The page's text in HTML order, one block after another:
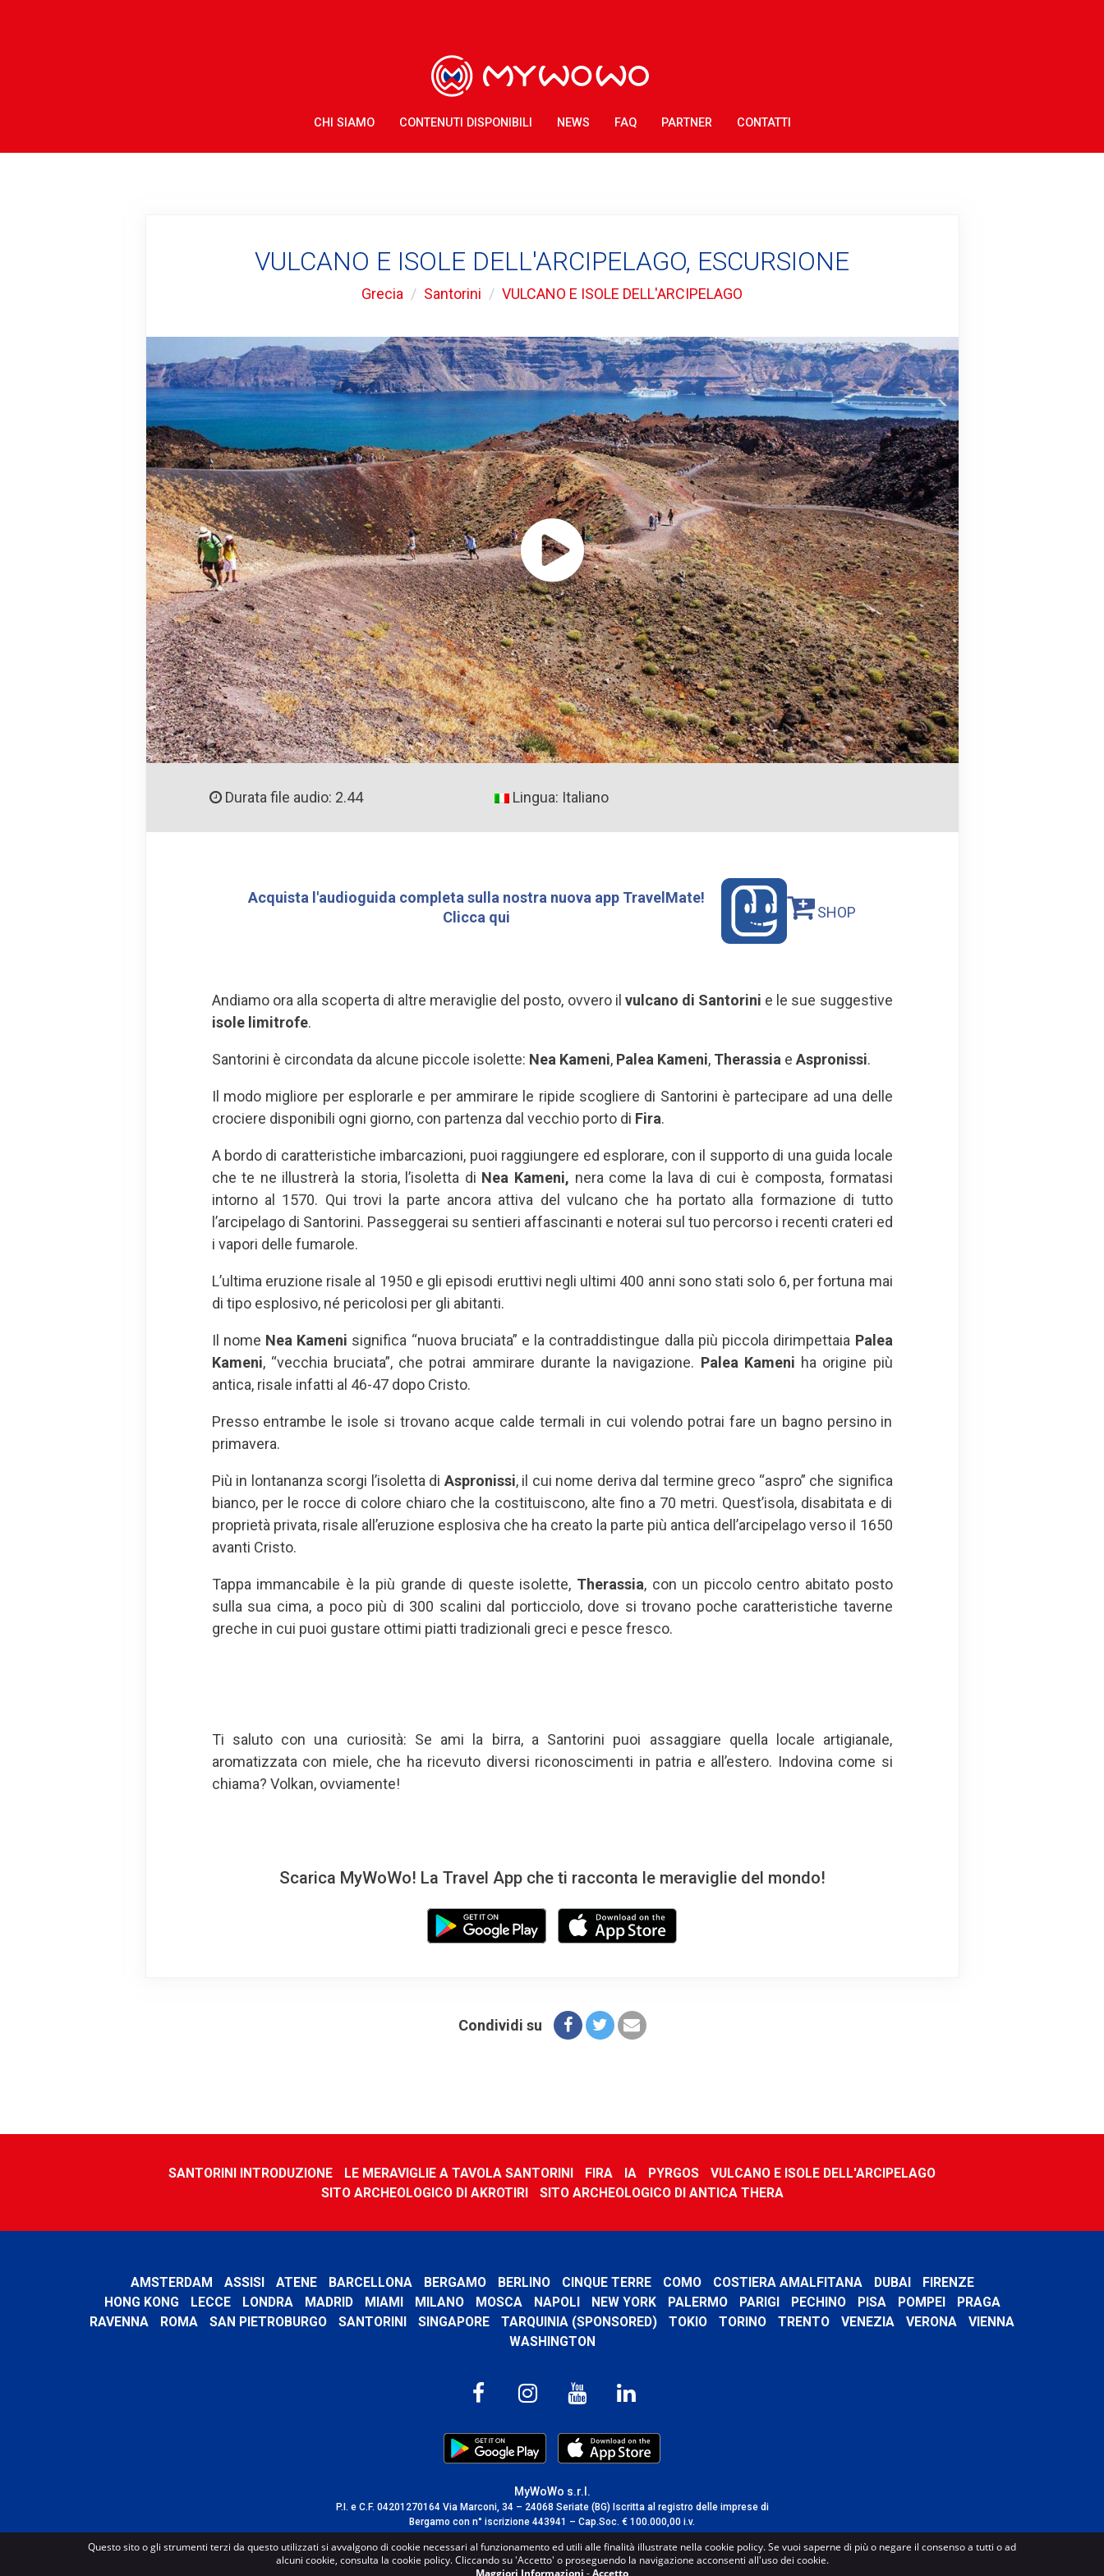
CHI SIAMO CONTENUTI DISPONIBILI NEWS FAQ PARTNER CONTATTI
VULCANO E ISOLE DELL'ARCIPELAGO, ESCURSIONE
Grecia Santorini VULCANO E ISOLE DELL'ARCIPELAGO
Durata file audio: 2.44 Lingua: Italiano
Acquista l'audioguida completa sulla nostra nuova app TravelMate!
Clicca qui
SHOP
Andiamo ora alla scoperta di altre meraviglie del posto, ovvero il vulcano di Santorini e le sue suggestive
isole limitrofe.
Santorini è circondata da alcune piccole isolette: Nea Kameni, Palea Kameni, Therassia e Aspronissi.
Il modo migliore per esplorarle e per ammirare le ripide scogliere di Santorini è partecipare ad una delle
crociere disponibili ogni giorno, con partenza dal vecchio porto di Fira.
A bordo di caratteristiche imbarcazioni, puoi raggiungere ed esplorare, con il supporto di una guida locale
che te ne illustrerà la storia, l’isoletta di Nea Kameni, nera come la lava di cui è composta, formatasi
intorno al 1570. Qui trovi la parte ancora attiva del vulcano che ha portato alla formazione di tutto
l’arcipelago di Santorini. Passeggerai su sentieri affascinanti e noterai sul tuo percorso i recenti crateri ed
i vapori delle fumarole.
L’ultima eruzione risale al 1950 e gli episodi eruttivi negli ultimi 400 anni sono stati solo 6, per fortuna mai
di tipo esplosivo, né pericolosi per gli abitanti.
Il nome Nea Kameni significa “nuova bruciata” e la contraddistingue dalla più piccola dirimpettaia Palea
Kameni, “vecchia bruciata”, che potrai ammirare durante la navigazione. Palea Kameni ha origine più
antica, risale infatti al 46-47 dopo Cristo.
Presso entrambe le isole si trovano acque calde termali in cui volendo potrai fare un bagno persino in
primavera.
Più in lontananza scorgi l’isoletta di Aspronissi, il cui nome deriva dal termine greco “aspro” che significa
bianco, per le rocce di colore chiaro che la costituiscono, alte fino a 70 metri. Quest’isola, disabitata e di
proprietà privata, risale all’eruzione esplosiva che ha creato la parte più antica dell’arcipelago verso il 1650
avanti Cristo.
Tappa immancabile è la più grande di queste isolette, Therassia, con un piccolo centro abitato posto
sulla sua cima, a poco più di 300 scalini dal porticciolo, dove si trovano poche caratteristiche taverne
greche in cui puoi gustare ottimi piatti tradizionali greci e pesce fresco.
Ti saluto con una curiosità: Se ami la birra, a Santorini puoi assaggiare quella locale artigianale,
aromatizzata con miele, che ha ricevuto diversi riconoscimenti in patria e all’estero. Indovina come si
chiama? Volkan, ovviamente!
Scarica MyWoWo! La Travel App che ti racconta le meraviglie del mondo!
Condividi su
SANTORINI INTRODUZIONE LE MERAVIGLIE A TAVOLA SANTORINI FIRA IA PYRGOS
VULCANO E ISOLE DELL'ARCIPELAGO
SITO ARCHEOLOGICO DI AKROTIRI
SITO ARCHEOLOGICO DI ANTICA THERA
AMSTERDAM ASSISI ATENE BARCELLONA BERGAMO BERLINO CINQUE TERRE COMO COSTIERA AMALFITANA DUBAI
FIRENZE
HONG KONG
LECCE LONDRA MADRID MIAMI MILANO MOSCA NAPOLI NEW YORK PALERMO PARIGI PECHINO PISA POMPEI
PRAGA
RAVENNA
ROMA SAN PIETROBURGO SANTORINI SINGAPORE TARQUINIA (SPONSORED) TOKIO TORINO TRENTO VENEZIA VERONA
VIENNA
WASHINGTON
MyWoWo s.r.l.
P.I. e C.F. 04201270164 Via Marconi, 34 – 24068 Seriate (BG) Iscritta al registro delle imprese di
Bergamo con n° iscrizione 443941 – Cap.Soc. € 100.000,00 i.v.
Questo sito o gli strumenti terzi da questo utilizzati si avvalgono di cookie necessari al funzionamento ed utili alle finalità illustrate nella cookie policy. Se vuoi saperne di più o negare il consenso a tutti o ad
alcuni cookie, consulta la cookie policy. Cliccando su 'Accetto' o proseguendo la navigazione acconsenti all'uso dei cookie.
Maggiori Informazioni -Accetto